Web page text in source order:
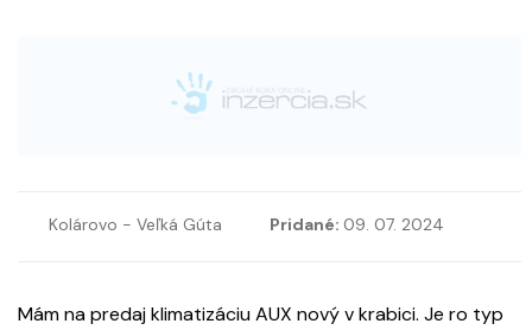
Kolárovo - Veľká Gúta Pridané: 09. 07. 2024
Mám na predaj klimatizáciu AUX nový v krabici. Je ro typ